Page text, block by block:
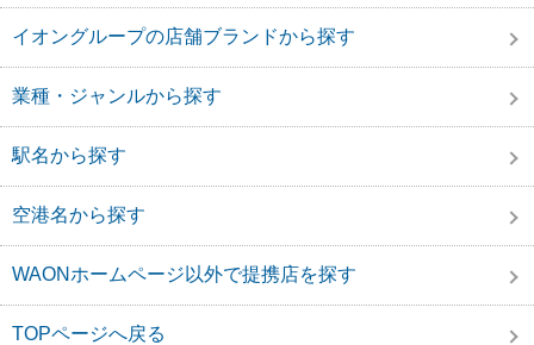
イオングループの店舗ブランドから探す
業種・ジャンルから探す
駅名から探す
空港名から探す
WAONホームページ以外で提携店を探す
TOPページへ戻る